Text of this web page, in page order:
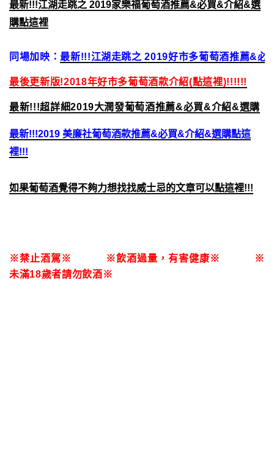
最新!!!江湖走跳之 2019家樂福葡萄酒推薦&必買&介紹&選
購點這裡
同場加映：最新!!!江湖走跳之 2019好市多葡萄酒推薦&必
最後更新版!2018年好市多葡萄酒款介紹(點這裡)!!!!!!
最新!!!超詳細2019大潤發葡萄酒推薦&必買&介紹&選購
最新!!!2019 美廉社葡萄酒款推薦&必買&介紹&選購點這
裡!!!
如果葡萄酒覺得不夠力想找找威士忌的文章可以點這裡!!!
※禁止酒駕※ ※飲酒過量，有害健康※ ※
未滿18歲者請勿飲酒※